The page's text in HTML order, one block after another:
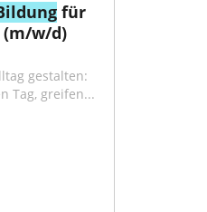
für
w/d)
gestalten:
Tag, greifen...